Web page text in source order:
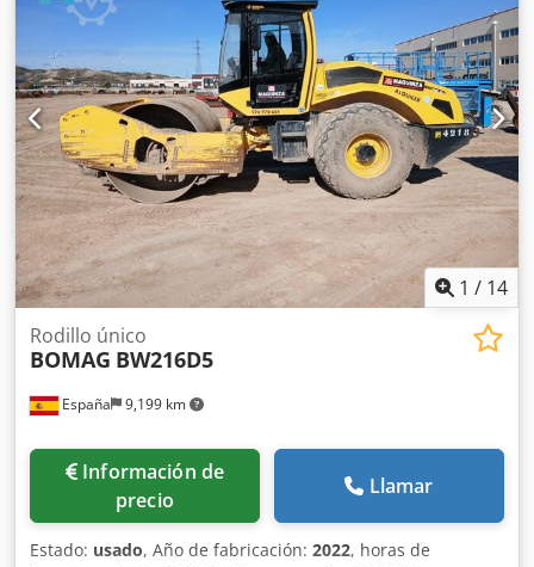
1 / 14
España 9,199 km
Rodillo único
BOMAG BW216D5
Información de
precio
Llamar
Estado: usado, Año de fabricación: 2022, horas de